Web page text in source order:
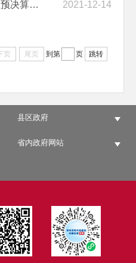
2020年政府性基金财政总预决算公开表 2021-12-14
页 尾页 到第 页 跳转
县区政府
省内政府网站